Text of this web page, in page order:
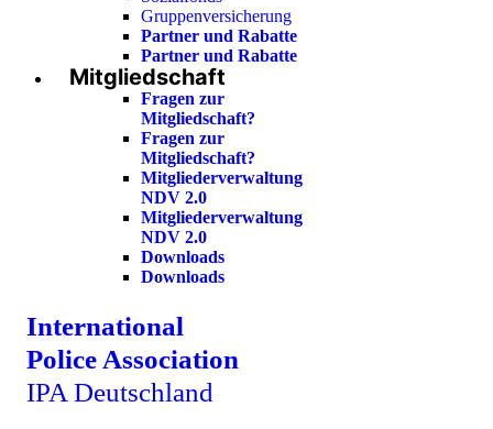
Gruppenversicherung
Partner und Rabatte
Partner und Rabatte
Mitgliedschaft
Fragen zur
Mitgliedschaft?
Fragen zur
Mitgliedschaft?
Mitgliederverwaltung
NDV 2.0
Mitgliederverwaltung
NDV 2.0
Downloads
Downloads
International
Police Association
IPA Deutschland